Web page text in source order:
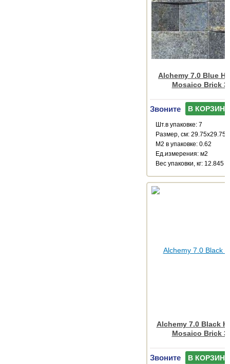
Alchemy 7.0 Blue
Mosaico Brick
Звоните В КОРЗИНУ
Шт.в упаковке: 7
Размер, см: 29.75x29.75
М2 в упаковке: 0.62
Ед.измерения: м2
Веc упаковки, кг: 12.845
Alchemy 7.0 Black
Mosaico Brick
Звоните В КОРЗИНУ